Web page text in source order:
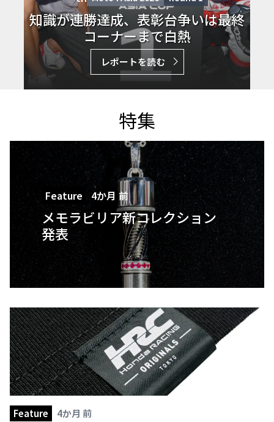
知識が連勝達成、表彰台争いは最終
コーナーまで白熱
レポートを読む
特集
Feature 4か月 前
メモラビリア新コレクション
発表
Feature 4か月 前